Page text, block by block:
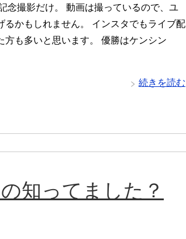
念撮影だけ。 動画は撮っているので、ユ
るかもしれません。 インスタでもライブ配
方も多いと思います。 優勝はケンシン
続きを読む
知ってました？